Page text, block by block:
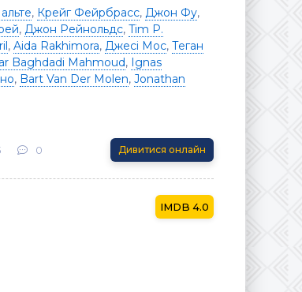
, Крейг Фейрбрасс, Джон Фу,
, Джон Рейнольдс, Tim P.
, Aida Rakhimora, Джесі Мос, Теган
Baghdadi Mahmoud, Ignas
, Bart Van Der Molen, Jonathan
0 Дивитися онлайн
4.0